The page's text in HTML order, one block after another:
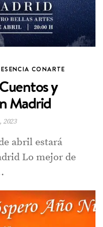
CONARTE
y
Madrid
2023
abril estará
Lo mejor de